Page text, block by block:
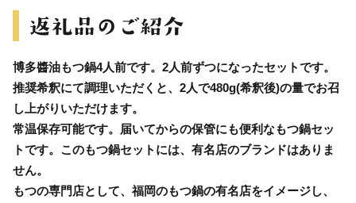
博多醬油もつ鍋4人前です。2人前ずつになったセットです。
推奨希釈にて調理いただくと、2人で480g(希釈後)の量でお召
し上がりいただけます。
常温保存可能です。届いてからの保管にも便利なもつ鍋セッ
トです。このもつ鍋セットには、有名店のブランドはありま
せん。
もつの専門店として、福岡のもつ鍋の有名店をイメージし、